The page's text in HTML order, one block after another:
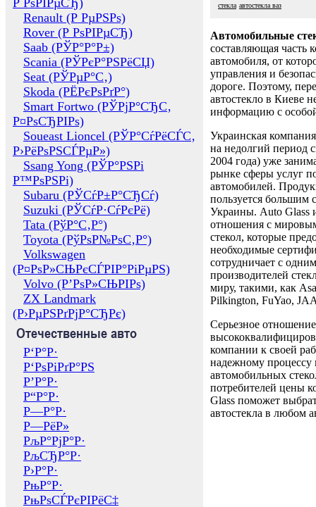
Р РѕРІРµСЂ)
Renault (Р РµРЅРѕ)
Rover (Р РѕРІРµСЂ)
Saab (РЎР°Р°Р±)
Scania (РЎРєР°РЅРёСЏ)
Seat (РЎРµР°С‚)
Skoda (РЁРєРѕРґР°)
Smart Fortwo (РЎРјР°СЂС‚
Р¤РѕСЂРІРѕ)
Soueast Lioncel (РЎР°СѓРёСЃС‚
Р›РёРѕРЅСЃРµР»)
Ssang Yong (РЎР°РЅРі
Р™РѕРЅРі)
Subaru (РЎСѓР±Р°СЂСѓ)
Suzuki (РЎСѓР·СѓРєРё)
Tata (РўР°С‚Р°)
Toyota (РўРѕР№РѕС‚Р°)
Volkswagen
(Р¤РѕР»СЊРєСЃРІР°РіРµРЅ)
Volvo (Р’РѕР»СЊРІРѕ)
ZX Landmark
(Р›РµРЅРґРјР°СЂРє)
Отечественные авто
Р‘Р°Р·
Р‘РѕРіРґР°РЅ
Р’Р°Р·
Р“Р°Р·
Р—Р°Р·
Р—РёР»
РљР°РјР°Р·
РљСЂР°Р·
Р›Р°Р·
РњР°Р·
РњРѕСЃРєРІРёС‡
стекла автостекла ваз
Автомобильные
составляющая часть
автомобиля, от
управления и
дороге. Поэтому,
автостекло в Киеве
информацию с
Украинская
на недолгий период
2004 года) уже
рынке сферы услуг
автомобилей.
пользуется большим
Украины. Auto Glass
отношения с
стекол, которые
необходимые
сотрудничает с
производителей
миру, такими, как
Pilkington, FuYao,
Серьезное отношение
компании к своей
надежному процессу
автомобильных
потребителей цены
Glass поможет
автостекла в любом